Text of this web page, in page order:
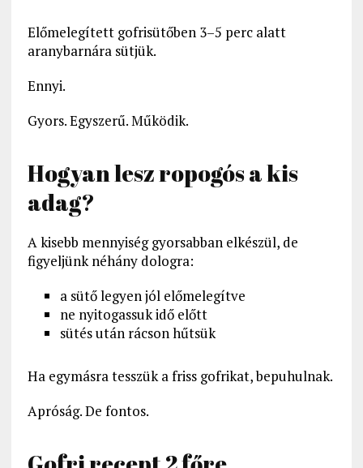
Előmelegített gofrisütőben 3–5 perc alatt
aranybarnára sütjük.
Ennyi.
Gyors. Egyszerű. Működik.
Hogyan lesz ropogós a kis
adag?
A kisebb mennyiség gyorsabban elkészül, de
figyeljünk néhány dologra:
a sütő legyen jól előmelegítve
ne nyitogassuk idő előtt
sütés után rácson hűtsük
Ha egymásra tesszük a friss gofrikat, bepuhulnak.
Apróság. De fontos.